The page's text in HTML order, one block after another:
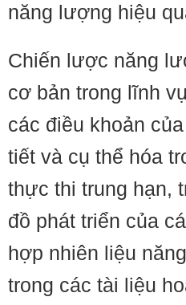
năng lượng hiệu
Chiến lược năng
cơ bản trong lĩnh
các điều khoản
tiết và cụ thể hóa
thực thi trung hạn,
đồ phát triển của
hợp nhiên liệu
trong các tài liệu